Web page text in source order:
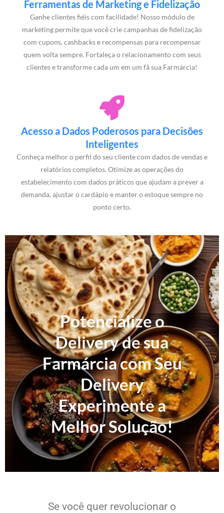
Ferramentas de Marketing e Fidelização
Ganhe clientes fiéis com facilidade! Nosso módulo de
marketing permite que você crie campanhas de fidelização
com cupons, cashbacks e recompensas para recompensar
quem volta sempre. Fortaleça o relacionamento com seus
clientes e transforme cada um em um fã sua Farmárcia!
Acesso a Dados Poderosos para Decisões
Inteligentes
Conheça melhor o perfil do seu cliente com dados de vendas e
relatórios completos. Otimize as operações do
estabelecimento com dados práticos que ajudam a prever a
demanda, ajustar o cardápio e manter o estoque sempre no
ponto certo.
Potencialize o
Delivery de sua
Farmárcia com Seu
Delivery
Experimente a
Melhor Solução!
Se você quer revolucionar o